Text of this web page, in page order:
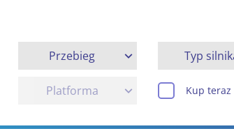
Przebieg Typ
Platforma Kup teraz